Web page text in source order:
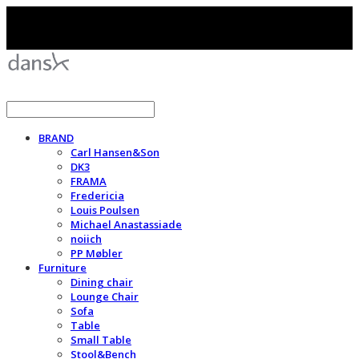
BRAND
Carl Hansen&Son
DK3
FRAMA
Fredericia
Louis Poulsen
Michael Anastassiade
noiich
PP Møbler
Furniture
Dining chair
Lounge Chair
Sofa
Table
Small Table
Stool&Bench